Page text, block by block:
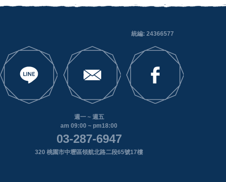
統編: 24366577
週一 ~ 週五
am 09:00 ~ pm18:00
03-287-6947
320 桃園市中壢區領航北路二段65號17樓